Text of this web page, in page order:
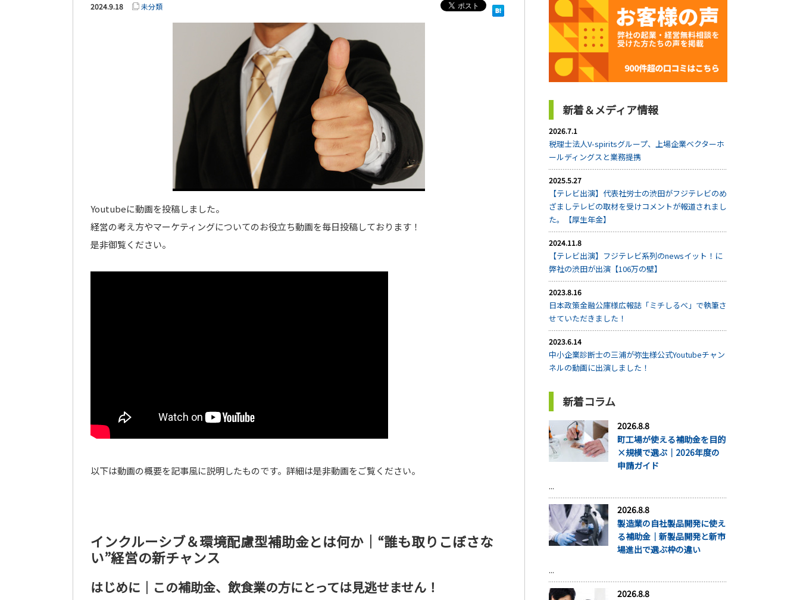
2024.9.18 未分類
Youtubeに動画を投稿しました。
経営の考え方やマーケティングについてのお役立ち動画を毎日投稿しております！
是非御覧ください。
以下は動画の概要を記事風に説明したものです。詳細は是非動画をご覧ください。
インクルーシブ＆環境配慮型補助金とは何か｜“誰も取りこぼさな
い”経営の新チャンス
はじめに｜この補助金、飲食業の方にとっては見逃せません！
新着＆メディア情報
2026.7.1
税理士法人V-spiritsグループ、上場企業ベクターホ
ールディングスと業務提携
2025.5.27
【テレビ出演】代表社労士の渋田がフジテレビのめ
ざましテレビの取材を受けコメントが報道されまし
た。【厚生年金】
2024.11.8
【テレビ出演】フジテレビ系列のnewsイット！に
弊社の渋田が出演【106万の壁】
2023.8.16
日本政策金融公庫様広報誌「ミチしるべ」で執筆さ
せていただきました！
2023.6.14
中小企業診断士の三浦が弥生様公式Youtubeチャン
ネルの動画に出演しました！
新着コラム
2026.8.8
町工場が使える補助金を目的
×規模で選ぶ｜2026年度の
申請ガイド
...
2026.8.8
製造業の自社製品開発に使え
る補助金｜新製品開発と新市
場進出で選ぶ枠の違い
...
2026.8.8